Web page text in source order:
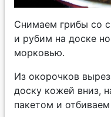
Снимаем грибы со
и рубим на доске
морковью.
Из окорочков
доску кожей вниз,
пакетом и